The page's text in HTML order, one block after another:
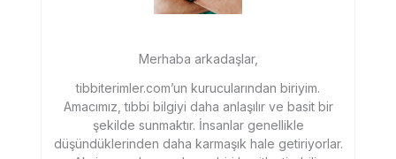
Merhaba arkadaşlar,
tibbiterimler.com’un kurucularından biriyim.
Amacımız, tıbbi bilgiyi daha anlaşılır ve basit bir
şekilde sunmaktır. İnsanlar genellikle
düşündüklerinden daha karmaşık hale getiriyorlar.